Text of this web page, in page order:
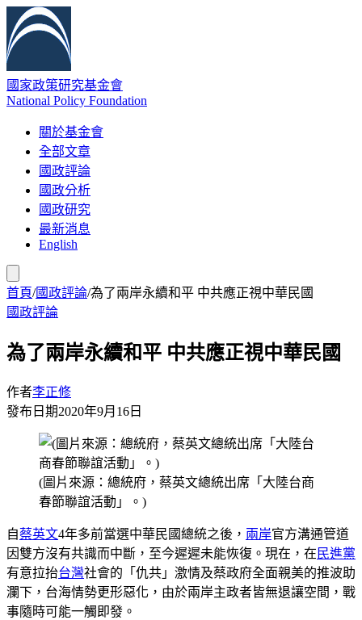
國家政策研究基金會
National Policy Foundation
關於基金會
全部文章
國政評論
國政分析
國政研究
最新消息
English
首頁/國政評論/為了兩岸永續和平 中共應正視中華民國
國政評論
為了兩岸永續和平 中共應正視中華民國
作者李正修
發布日期2020年9月16日
(圖片來源：總統府，蔡英文總統出席「大陸台商
春節聯誼活動」。)
自蔡英文4年多前當選中華民國總統之後， 兩岸官方溝通管道
因雙方沒有共識而中斷，至今遲遲未能恢復。現在，在 民進黨
有意拉抬台灣社會的「仇共」激情及蔡政府全面親美的推波助
瀾下，台海情勢更形惡化，由於兩岸主政者皆無退讓空間，戰
事隨時可能一觸即發。